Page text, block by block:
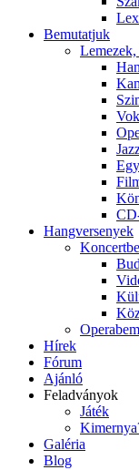
Bemutatjuk
Hangversenyek
Hírek
Fórum
Ajánló
Feladványok
Játék
Galéria
Blog